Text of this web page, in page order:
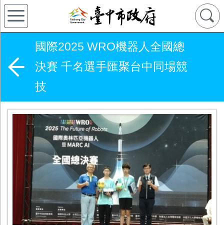
國際2025 WRO機器人全國總
決賽 千名選手匯聚台中同場競
技